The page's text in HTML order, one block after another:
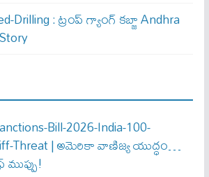
Drilling : ట్రంప్ గ్యాంగ్ క‌బ్జా Andhra
Bill-2026-India-100-
Threat | అమెరికా వాణిజ్య యుద్ధం…